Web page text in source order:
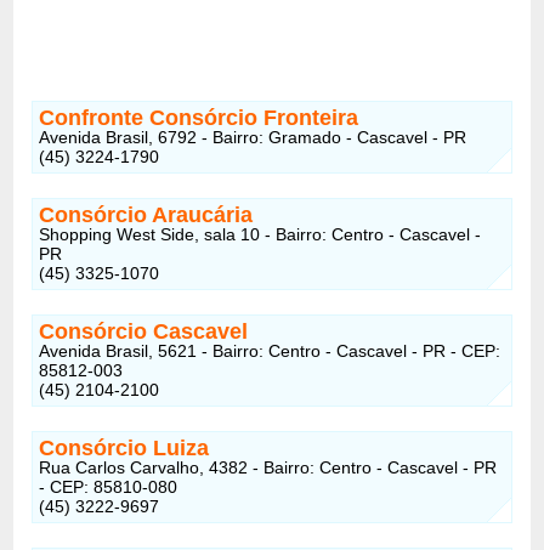
Confronte Consórcio Fronteira
Avenida Brasil, 6792 - Bairro: Gramado - Cascavel - PR
(45) 3224-1790
Consórcio Araucária
Shopping West Side, sala 10 - Bairro: Centro - Cascavel -
PR
(45) 3325-1070
Consórcio Cascavel
Avenida Brasil, 5621 - Bairro: Centro - Cascavel - PR - CEP:
85812-003
(45) 2104-2100
Consórcio Luiza
Rua Carlos Carvalho, 4382 - Bairro: Centro - Cascavel - PR
- CEP: 85810-080
(45) 3222-9697